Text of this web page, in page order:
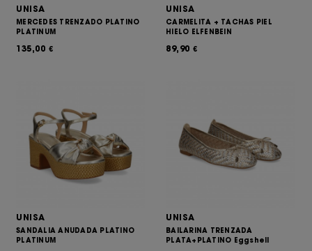
UNISA
MERCEDES TRENZADO PLATINO
PLATINUM
135,00 €
UNISA
CARMELITA + TACHAS PIEL
HIELO ELFENBEIN
89,90 €
UNISA
SANDALIA ANUDADA PLATINO
PLATINUM
UNISA
BAILARINA TRENZADA
PLATA+PLATINO Eggshell